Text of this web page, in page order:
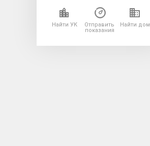
Найти УК
Отправить
показания
Найти дом